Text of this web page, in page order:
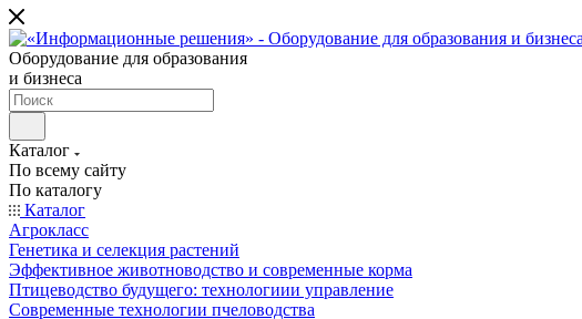
Оборудование для образования
и бизнеса
Каталог
По всему сайту
По каталогу
Каталог
Агрокласс
Генетика и селекция растений
Эффективное животноводство и современные корма
Птицеводство будущего: технологиии управление
Современные технологии пчеловодства